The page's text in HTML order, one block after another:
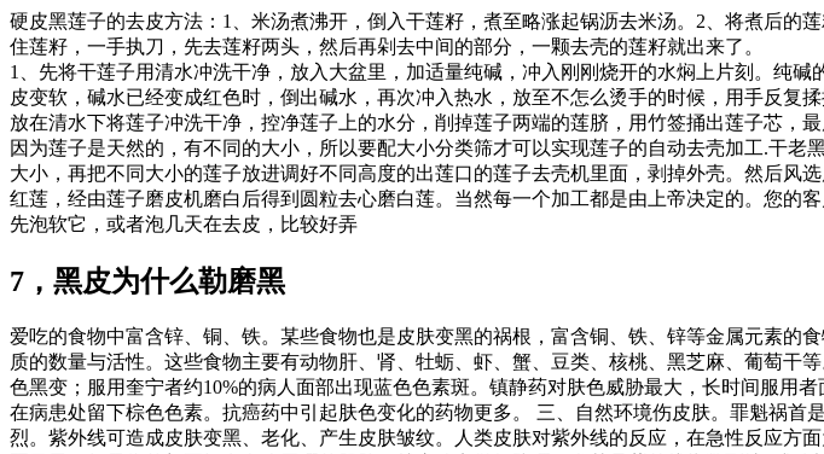
硬皮黑莲子的去皮方法：1、米汤煮沸开，倒入干莲籽，煮至略涨起锅沥去米汤。2、将煮后
住莲籽，一手执刀，先去莲籽两头，然后再剁去中间的部分，一颗去壳的莲籽就出来了。
1、先将干莲子用清水冲洗干净，放入大盆里，加适量纯碱，冲入刚刚烧开的水焖上片刻。
皮变软，碱水已经变成红色时，倒出碱水，再次冲入热水，放至不怎么烫手的时候，用手反
放在清水下将莲子冲洗干净，控净莲子上的水分，削掉莲子两端的莲脐，用竹签捅出莲子芯，最
因为莲子是天然的，有不同的大小，所以要配大小分类筛才可以实现莲子的自动去壳加工.干
大小，再把不同大小的莲子放进调好不同高度的出莲口的莲子去壳机里面，剥掉外壳。然后
红莲，经由莲子磨皮机磨白后得到圆粒去心磨白莲。当然每一个加工都是由上帝决定的。您的
先泡软它，或者泡几天在去皮，比较好弄
7，黑皮为什么勒磨黑
爱吃的食物中富含锌、铜、铁。某些食物也是皮肤变黑的祸根，富含铜、铁、锌等金属元素
质的数量与活性。这些食物主要有动物肝、肾、牡蛎、虾、蟹、豆类、核桃、黑芝麻、葡萄
色黑变；服用奎宁者约10%的病人面部出现蓝色色素斑。镇静药对肤色威胁最大，长时间服用
在病患处留下棕色色素。抗癌药中引起肤色变化的药物更多。 三、自然环境伤皮肤。罪魁祸
烈。紫外线可造成皮肤变黑、老化、产生皮肤皱纹。人类皮肤对紫外线的反应，在急性反应